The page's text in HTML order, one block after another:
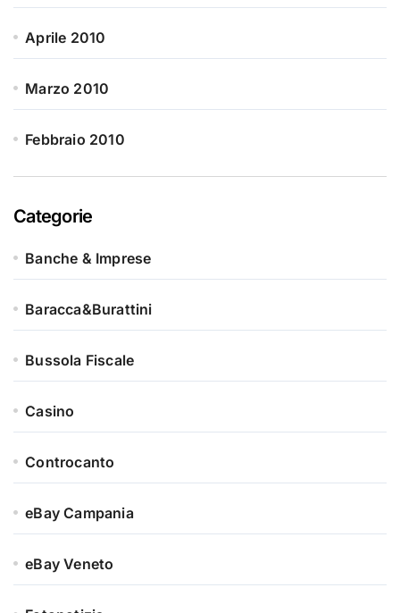
Aprile 2010
Marzo 2010
Febbraio 2010
Categorie
Banche & Imprese
Baracca&Burattini
Bussola Fiscale
Casino
Controcanto
eBay Campania
eBay Veneto